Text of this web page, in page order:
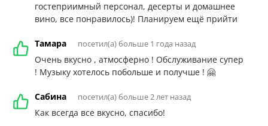
гостеприимный персонал, десерты и домашнее
вино, все понравилось)! Планируем ещё прийти
Тамара посетил(а) больше 1 года назад
Очень вкусно , атмосферно ! Обслуживание супер
! Музыку хотелось побольше и получше ! 🤗
Сабина посетил(а) больше 2 лет назад
Как всегда все вкусно, спасибо!